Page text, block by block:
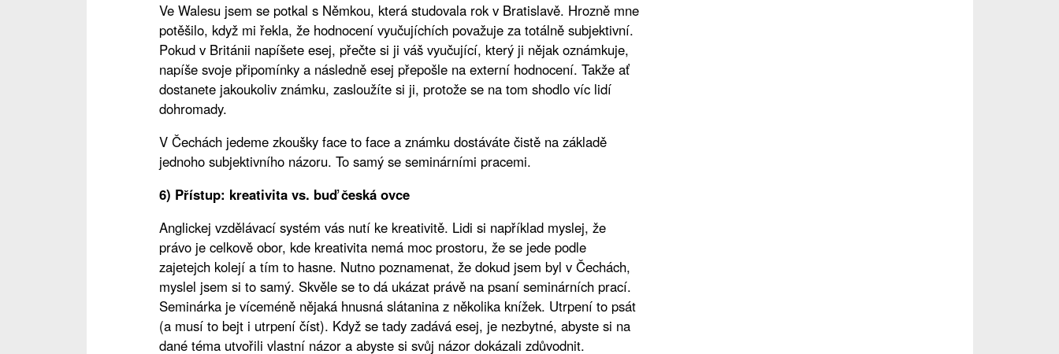
Ve Walesu jsem se potkal s Němkou, která studovala rok v Bratislavě. Hrozně mne
potěšilo, když mi řekla, že hodnocení vyučujíchích považuje za totálně subjektivní.
Pokud v Británii napíšete esej, přečte si ji váš vyučující, který ji nějak oznámkuje,
napíše svoje připomínky a následně esej přepošle na externí hodnocení. Takže ať
dostanete jakoukoliv známku, zasloužíte si ji, protože se na tom shodlo víc lidí
dohromady.
V Čechách jedeme zkoušky face to face a známku dostáváte čistě na základě
jednoho subjektivního názoru. To samý se seminárními pracemi.
6) Přístup: kreativita vs. buď česká ovce
Anglickej vzdělávací systém vás nutí ke kreativitě. Lidi si například myslej, že
právo je celkově obor, kde kreativita nemá moc prostoru, že se jede podle
zajetejch kolejí a tím to hasne. Nutno poznamenat, že dokud jsem byl v Čechách,
myslel jsem si to samý. Skvěle se to dá ukázat právě na psaní seminárních prací.
Seminárka je víceméně nějaká hnusná slátanina z několika knížek. Utrpení to psát
(a musí to bejt i utrpení číst). Když se tady zadává esej, je nezbytné, abyste si na
dané téma utvořili vlastní názor a abyste si svůj názor dokázali zdůvodnit.